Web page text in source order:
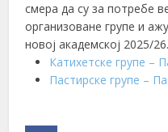
смера да су за потребе
организоване групе и
новој академској 2025/
Катихетске групе –
Пастирске групе –